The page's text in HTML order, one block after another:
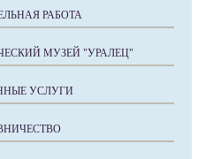
РАБОТА
МУЗЕЙ "УРАЛЕЦ"
УСЛУГИ